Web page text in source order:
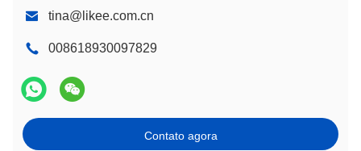
tina@likee.com.cn
008618930097829
Contato agora